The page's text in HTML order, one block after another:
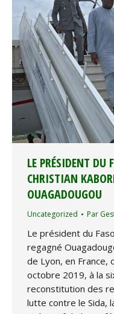
LE PRÉSIDENT DU
CHRISTIAN
OUAGADOUGOU
Uncategorized Par
Le président du
regagné
de Lyon, en France,
octobre 2019, à la
reconstitution des
lutte contre le Sida,